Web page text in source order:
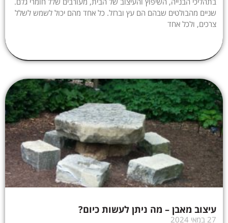
שניים מהבולטים שבהם הם עץ וברזל. כל אחד מהם יכול לשמש לשלל
צרכים, ולכל אחד
עיצוב מאבן – מה ניתן לעשות כיום?
27 במאי 2024